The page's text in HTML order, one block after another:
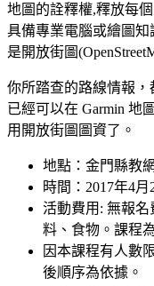
地圖的詮釋權,釋放每
具備專業電腦或繪圖
是開放街圖
你所踏查的路線情報
已經可以在 Garmin 地
用開放街圖圖資了。
地點：金門縣教
時間：2017年4月
活動費用: 無報
料、食物。課程
因本課程有人數
後順序為依據。